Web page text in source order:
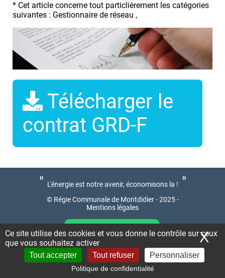
* Cet article concerne tout particlièrement les catégories
suivantes : Gestionnaire de réseau ,
Télécharger le
contrat GRD-F
" L'énergie est notre avenir, économisons la ! "
© Régie Communale de Montdidier - 2025 -
Mentions légales
Nous contacter
Ce site utilise des cookies et vous donne le contrôle sur ceux
que vous souhaitez activer
Tout accepter Tout refuser Personnaliser
Politique de confidentialité
X